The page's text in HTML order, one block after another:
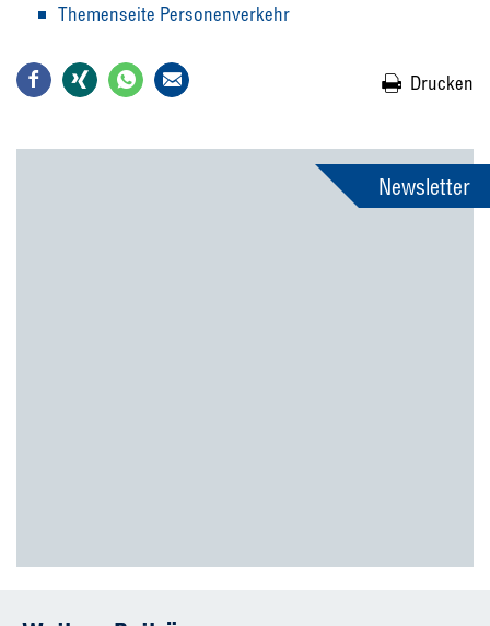
Themenseite Personenverkehr
Drucken
Newsletter